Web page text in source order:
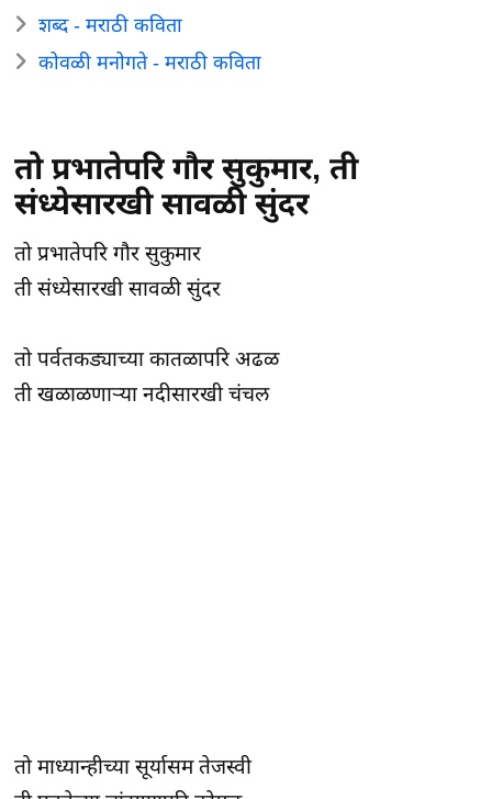
शब्द - मराठी कविता
कोवळी मनोगते - मराठी कविता
तो प्रभातेपरि गौर सुकुमार, ती
संध्येसारखी सावळी सुंदर
तो प्रभातेपरि गौर सुकुमार
ती संध्येसारखी सावळी सुंदर
तो पर्वतकड्याच्या कातळापरि अढळ
ती खळाळणाऱ्या नदीसारखी चंचल
तो माध्यान्हीच्या सूर्यासम तेजस्वी